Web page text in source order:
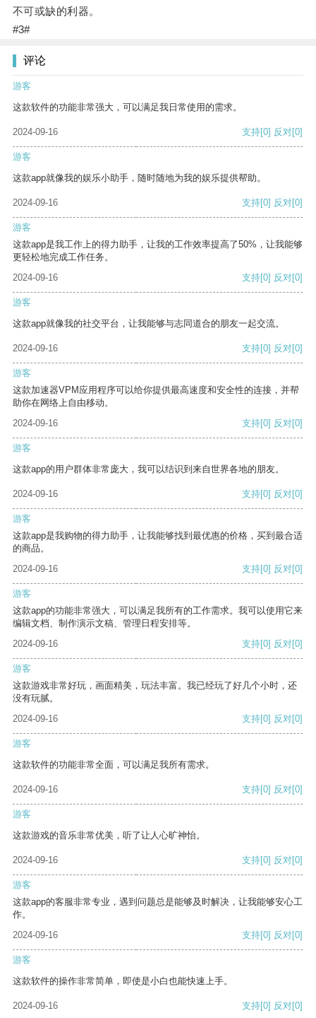
不可或缺的利器。
#3#
评论
游客
这款软件的功能非常强大，可以满足我日常使用的需求。
2024-09-16 支持[0] 反对[0]
游客
这款app就像我的娱乐小助手，随时随地为我的娱乐提供帮助。
2024-09-16 支持[0] 反对[0]
游客
这款app是我工作上的得力助手，让我的工作效率提高了50%，让我能够
更轻松地完成工作任务。
2024-09-16
支持[0] 反对[0]
游客
这款app就像我的社交平台，让我能够与志同道合的朋友一起交流。
2024-09-16 支持[0] 反对[0]
游客
这款加速器VPM应用程序可以给你提供最高速度和安全性的连接，并帮
助你在网络上自由移动。
2024-09-16
支持[0] 反对[0]
游客
这款app的用户群体非常庞大，我可以结识到来自世界各地的朋友。
2024-09-16 支持[0] 反对[0]
游客
这款app是我购物的得力助手，让我能够找到最优惠的价格，买到最合适
的商品。
2024-09-16
支持[0] 反对[0]
游客
这款app的功能非常强大，可以满足我所有的工作需求。我可以使用它来
编辑文档、制作演示文稿、管理日程安排等。
2024-09-16
支持[0] 反对[0]
游客
这款游戏非常好玩，画面精美，玩法丰富。我已经玩了好几个小时，还
没有玩腻。
2024-09-16
支持[0] 反对[0]
游客
这款软件的功能非常全面，可以满足我所有需求。
2024-09-16 支持[0] 反对[0]
游客
这款游戏的音乐非常优美，听了让人心旷神怡。
2024-09-16 支持[0] 反对[0]
游客
这款app的客服非常专业，遇到问题总是能够及时解决，让我能够安心工
作。
2024-09-16
支持[0] 反对[0]
游客
这款软件的操作非常简单，即使是小白也能快速上手。
2024-09-16 支持[0] 反对[0]